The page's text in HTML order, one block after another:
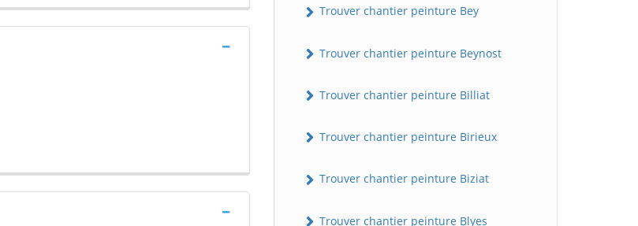
Trouver chantier peinture Bey
Trouver chantier peinture Beynost
Trouver chantier peinture Billiat
Trouver chantier peinture Birieux
Trouver chantier peinture Biziat
Trouver chantier peinture Blyes